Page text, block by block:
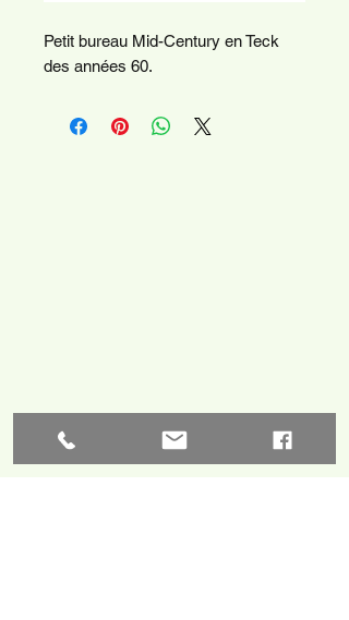
Petit bureau Mid-Century en Teck
des années 60.